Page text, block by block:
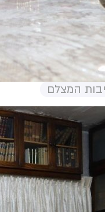
המצלם